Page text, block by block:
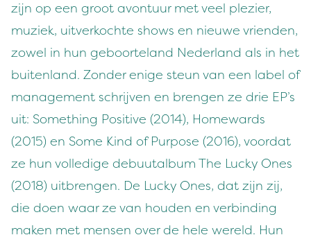
zijn op een groot avontuur met veel plezier,
muziek, uitverkochte shows en nieuwe vrienden,
zowel in hun geboorteland Nederland als in het
buitenland. Zonder enige steun van een label of
management schrijven en brengen ze drie EP’s
uit: Something Positive (2014), Homewards
(2015) en Some Kind of Purpose (2016), voordat
ze hun volledige debuutalbum The Lucky Ones
(2018) uitbrengen. De Lucky Ones, dat zijn zij,
die doen waar ze van houden en verbinding
maken met mensen over de hele wereld. Hun